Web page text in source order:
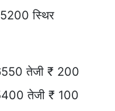
स्थिर
तेजी ₹ 200
तेजी ₹ 100